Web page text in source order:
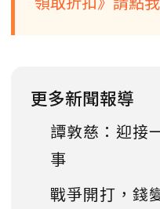
更多新聞報導
譚敦慈：迎接
事
戰爭開打，錢